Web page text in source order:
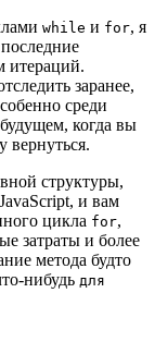
while и for, я
итераций.
заранее,
среди
когда вы
вернуться.
структуры,
и вам
цикла for,
затраты и более
метода будто
нибудь для